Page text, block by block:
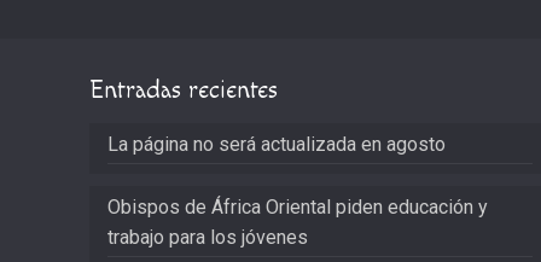
Entradas recientes
La página no será actualizada en agosto
Obispos de África Oriental piden educación y
trabajo para los jóvenes